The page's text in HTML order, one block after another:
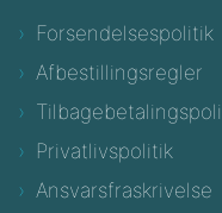
Forsendelsespolitik
Afbestillingsregler
Privatlivspolitik
Ansvarsfraskrivelse